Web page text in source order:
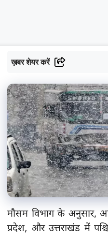
ख़बर शेयर करें
मौसम विभाग के अनुसार,
प्रदेश, और उत्तराखंड में